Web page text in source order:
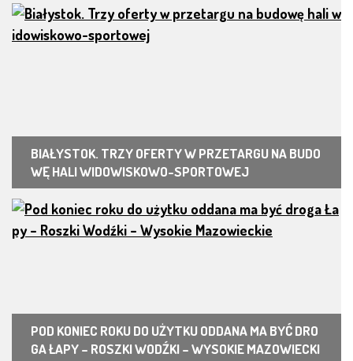
BIAŁYSTOK. TRZY OFERTY W PRZETARGU NA BUDO
WĘ HALI WIDOWISKOWO-SPORTOWEJ
POD KONIEC ROKU DO UŻYTKU ODDANA MA BYĆ DRO
GA ŁAPY – ROSZKI WODŹKI – WYSOKIE MAZOWIECKI